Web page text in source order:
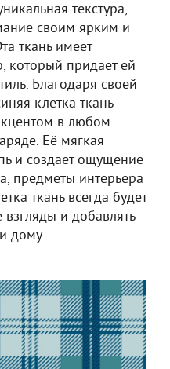
текстура,
своим ярким и
ткань имеет
который придает ей
Благодаря своей
клетка ткань
в любом
Её мягкая
и создает ощущение
предметы интерьера
ткань всегда будет
и добавлять
дому.